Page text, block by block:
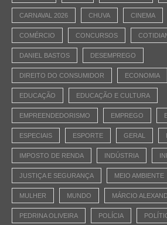
CARNAVAL 2026 CHUVA CINEMA
COMÉRCIO CONCURSOS
DANIEL BASTOS DESEMPREGO
DIREITO DO CONSUMIDOR ECONOMIA
EDUCAÇÃO EDUCAÇÃO E CULTURA
EMPREENDEDORISMO EMPREGO
ESPECIAIS ESPORTE GERAL
IMPOSTO DE RENDA INDÚSTRIA
JUSTIÇA E SEGURANÇA MEIO AMBIENTE
MULHER MUNDO MÁRCIO
PEDRINA OLIVEIRA POLÍCIA